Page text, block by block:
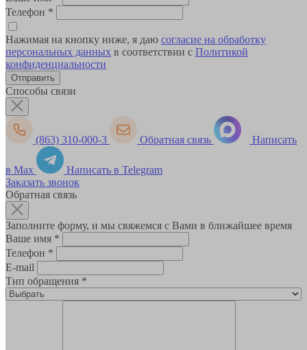
Телефон *
Нажимая на кнопку ниже, я даю согласие на обработку
персональных данных в соответствии с Политикой
конфиденциальности
Способы связи
(863) 310-000-3 Обратная связь Написать
в Max
Написать в Telegram
Заказать звонок
Обратная связь
Заполните форму, и мы свяжемся с Вами в ближайшее время
Ваше имя *
Телефон *
E-mail
Тип обращения *